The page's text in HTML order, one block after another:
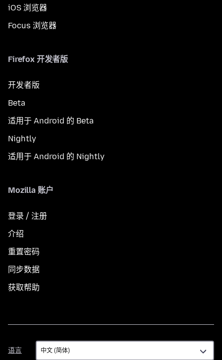
iOS 浏览器
Focus 浏览器
Firefox 开发者版
开发者版
Beta
适用于 Android 的 Beta
Nightly
适用于 Android 的 Nightly
Mozilla 账户
登录 / 注册
介绍
重置密码
同步数据
获取帮助
语言
语
言